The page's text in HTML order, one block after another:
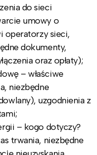
do sieci
umowy o
operatorzy sieci,
dokumenty,
oraz opłaty);
– właściwe
niezbędne
uzgodnienia z
– kogo dotyczy?
trwania, niezbędne